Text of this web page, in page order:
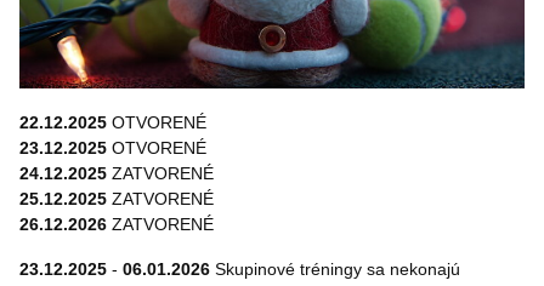
22.12.2025 OTVORENÉ
23.12.2025 OTVORENÉ
24.12.2025 ZATVORENÉ
25.12.2025 ZATVORENÉ
26.12.2026 ZATVORENÉ
23.12.2025 - 06.01.2026 Skupinové tréningy sa nekonajú